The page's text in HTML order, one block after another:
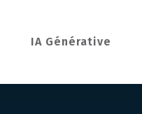
IA Générative